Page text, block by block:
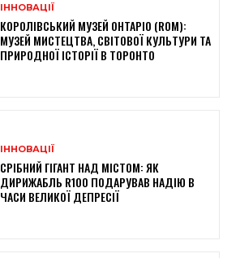
ІННОВАЦІЇ
КОРОЛІВСЬКИЙ МУЗЕЙ ОНТАРІО (ROM):
МУЗЕЙ МИСТЕЦТВА, СВІТОВОЇ КУЛЬТУРИ ТА
ПРИРОДНОЇ ІСТОРІЇ В ТОРОНТО
ІННОВАЦІЇ
СРІБНИЙ ГІГАНТ НАД МІСТОМ: ЯК
ДИРИЖАБЛЬ R100 ПОДАРУВАВ НАДІЮ В
ЧАСИ ВЕЛИКОЇ ДЕПРЕСІЇ